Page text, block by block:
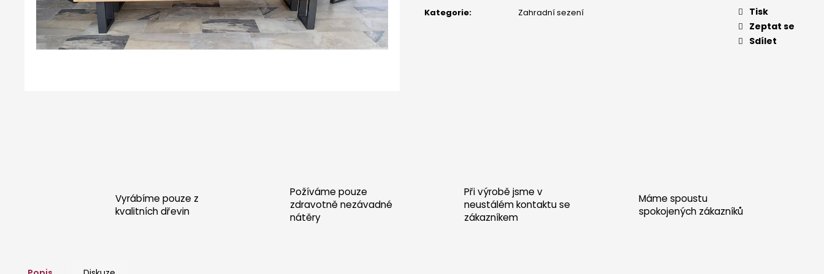
cena:
Kategorie: Zahradní sezení
Tisk
Zeptat se
Sdílet
Vyrábíme pouze z
kvalitních dřevin
Požíváme pouze
zdravotně nezávadné
nátěry
Při výrobě jsme v
neustálém kontaktu se
zákazníkem
Máme spoustu
spokojených zákazníků
POSTEL KRÉTA - DUB
26 000 Kč
POSTEL SARDINIE - DUB
30 000 Kč
POSTEL SARDINIE - JASAN BEZ ŠUPLÍKŮ
30 000 Kč